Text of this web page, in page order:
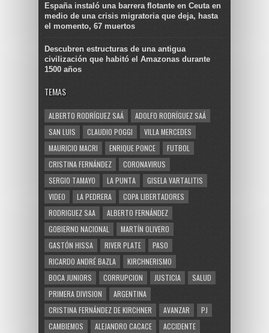
España instaló una barrera flotante en Ceuta en
medio de una crisis migratoria que deja, hasta
el momento, 67 muertos
Descubren estructuras de una antigua
civilización que habitó el Amazonas durante
1500 años
TEMAS
ALBERTO RODRÍGUEZ SAÁ
ADOLFO RODRÍGUEZ SAÁ
SAN LUIS
CLAUDIO POGGI
VILLA MERCEDES
MAURICIO MACRI
ENRIQUE PONCE
FUTBOL
CRISTINA FERNÁNDEZ
CORONAVIRUS
SERGIO TAMAYO
LA PUNTA
GISELA VARTALITIS
VIDEO
LA PEDRERA
COPA LIBERTADORES
RODRIGUEZ SAA
ALBERTO FERNÁNDEZ
GOBIERNO NACIONAL
MARTÍN OLIVERO
GASTÓN HISSA
RIVER PLATE
PASO
RICARDO ANDRÉ BAZLA
KIRCHNERISMO
BOCA JUNIORS
CORRUPCION JUSTICIA
SALUD
PRIMERA DIVISION
ARGENTINA
CRISTINA FERNÁNDEZ DE KIRCHNER
AVANZAR
PJ
CAMBIEMOS
ALEJANDRO CACACE ACCIDENTE